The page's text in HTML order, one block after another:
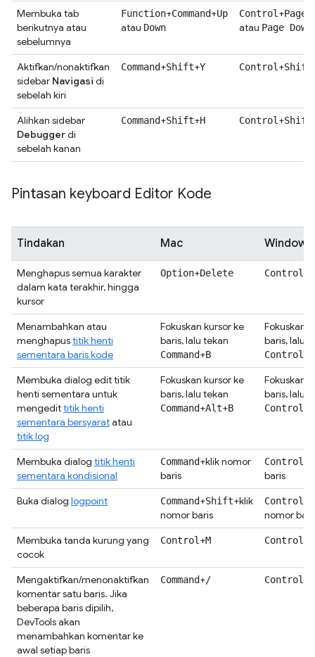
Membuka tab
berikutnya atau
sebelumnya
Function+Command+Up
atau Down
Control +Page
atau Page Down
Aktifkan/nonaktifkan
sidebar Navigasi di
sebelah kiri
Command+Shift+Y Control +Shift
Alihkan sidebar
Debuggerdi
sebelah kanan
Command+Shift+H Control +Shift
Pintasan keyboard Editor Kode
Tindakan Mac Windows
Menghapus semua karakter
dalam kata terakhir, hingga
kursor
Option+Delete Control
Menambahkan atau
menghapustitik henti
sementara baris kode
Fokuskan kursor ke
baris, lalu tekan
Command+B
Fokuskan
baris, lalu
Control
Membuka dialog edit titik
henti sementara untuk
mengedittitik henti
sementara bersyaratatau
titik log
Fokuskan kursor ke
baris, lalu tekan
Command+Alt+B
Fokuskan
baris, lalu
Control
Membuka dialog titik henti
sementara kondisional
Command+klik nomor
baris
Control
baris
Buka dialog logpoint Command+Shift+klik
nomor baris
Control
nomor
Membuka tanda kurung yang
cocok
Control +M Control
Mengaktifkan/menonaktifkan
komentar satu baris. Jika
beberapa baris dipilih,
DevTools akan
menambahkan komentar ke
awal setiap baris
Command+/ Control